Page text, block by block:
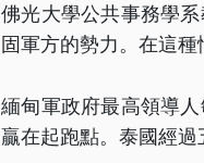
佛光大學公共事務學
固軍方的勢力。在這種
緬甸軍政府最高領導
贏在起跑點。泰國經